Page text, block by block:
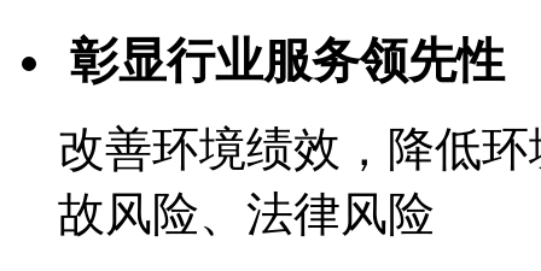
彰显行业服务领先性
改善环境绩效，降低环
故风险、法律风险